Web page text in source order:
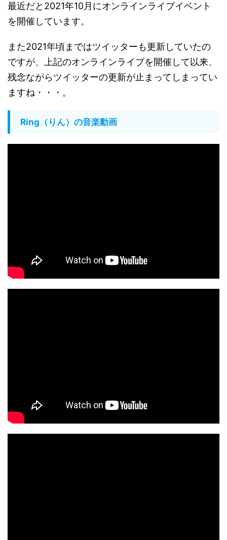
最近だと2021年10月にオンラインライブイベント
を開催しています。
また2021年頃まではツイッターも更新していたの
ですが、上記のオンラインライブを開催して以来、
残念ながらツイッターの更新が止まってしまってい
ますね・・・。
Ring（りん）の音楽動画